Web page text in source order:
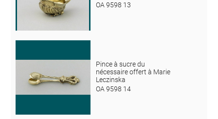
OA 9598 13
Pince à sucre du
nécessaire offert à Marie
Leczinska
OA 9598 14